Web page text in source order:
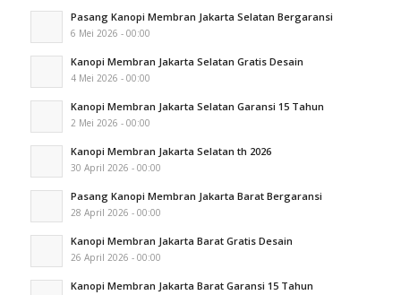
Pasang Kanopi Membran Jakarta Selatan Bergaransi
6 Mei 2026 - 00:00
Kanopi Membran Jakarta Selatan Gratis Desain
4 Mei 2026 - 00:00
Kanopi Membran Jakarta Selatan Garansi 15 Tahun
2 Mei 2026 - 00:00
Kanopi Membran Jakarta Selatan th 2026
30 April 2026 - 00:00
Pasang Kanopi Membran Jakarta Barat Bergaransi
28 April 2026 - 00:00
Kanopi Membran Jakarta Barat Gratis Desain
26 April 2026 - 00:00
Kanopi Membran Jakarta Barat Garansi 15 Tahun